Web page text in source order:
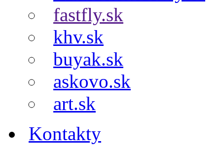
fastfly.sk
khv.sk
buyak.sk
askovo.sk
art.sk
Kontakty